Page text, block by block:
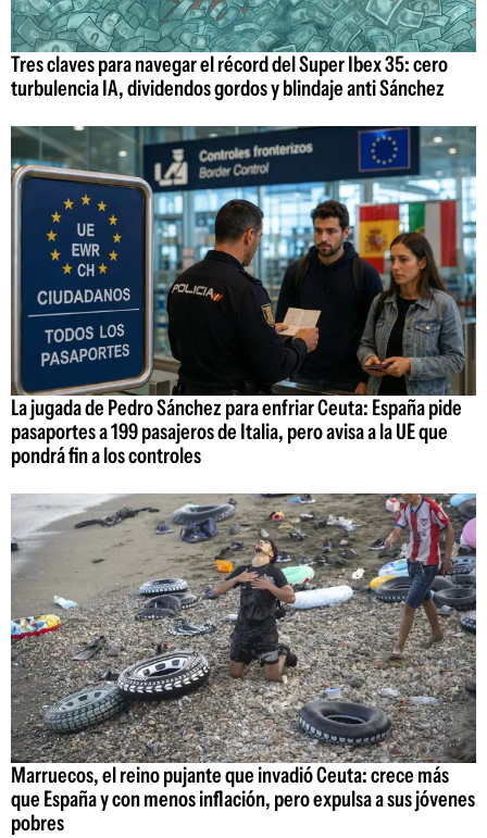
Tres claves para navegar el récord del Super Ibex 35: cero
turbulencia IA, dividendos gordos y blindaje anti Sánchez
La jugada de Pedro Sánchez para enfriar Ceuta: España pide
pasaportes a 199 pasajeros de Italia, pero avisa a la UE que
pondrá fin a los controles
Marruecos, el reino pujante que invadió Ceuta: crece más
que España y con menos inflación, pero expulsa a sus jóvenes
pobres